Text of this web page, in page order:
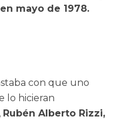
mayo de 1978.
con que uno
lo hicieran
Rubén Alberto Rizzi,